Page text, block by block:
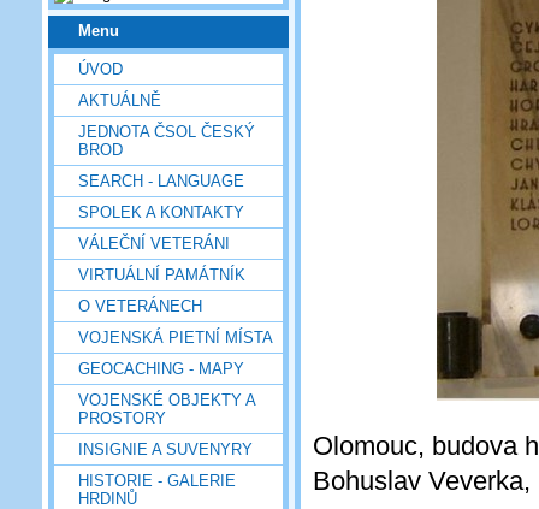
Menu
ÚVOD
AKTUÁLNĚ
JEDNOTA ČSOL ČESKÝ
BROD
SEARCH - LANGUAGE
SPOLEK A KONTAKTY
VÁLEČNÍ VETERÁNI
VIRTUÁLNÍ PAMÁTNÍK
O VETERÁNECH
VOJENSKÁ PIETNÍ MÍSTA
GEOCACHING - MAPY
VOJENSKÉ OBJEKTY A
PROSTORY
INSIGNIE A SUVENYRY
HISTORIE - GALERIE
HRDINŮ
Olomouc, budova
Bohuslav